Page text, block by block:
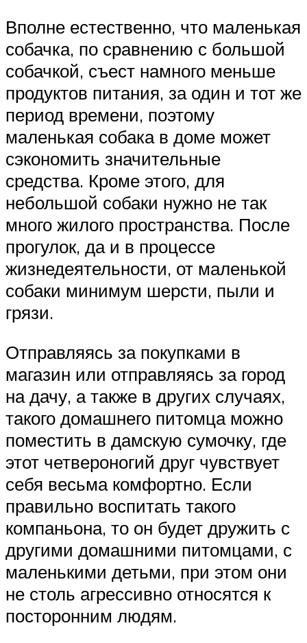
Вполне естественно, что маленькая
собачка, по сравнению с большой
собачкой, съест намного меньше
продуктов питания, за один и тот же
период времени, поэтому
маленькая собака в доме может
сэкономить значительные
средства. Кроме этого, для
небольшой собаки нужно не так
много жилого пространства. После
прогулок, да и в процессе
жизнедеятельности, от маленькой
собаки минимум шерсти, пыли и
грязи.
Отправляясь за покупками в
магазин или отправляясь за город
на дачу, а также в других случаях,
такого домашнего питомца можно
поместить в дамскую сумочку, где
этот четвероногий друг чувствует
себя весьма комфортно. Если
правильно воспитать такого
компаньона, то он будет дружить с
другими домашними питомцами, с
маленькими детьми, при этом они
не столь агрессивно относятся к
посторонним людям.